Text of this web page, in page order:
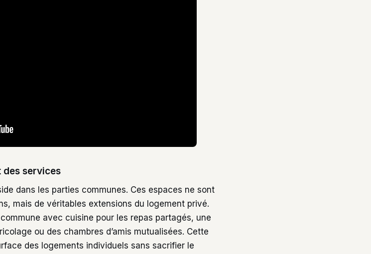
des services
dans les parties communes. Ces espaces ne sont
mais de véritables extensions du logement privé.
avec cuisine pour les repas partagés, une
ou des chambres d’amis mutualisées. Cette
des logements individuels sans sacrifier le